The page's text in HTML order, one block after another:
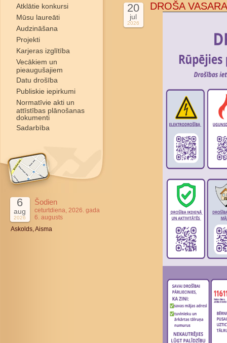
Atklātie konkursi
Mūsu laureāti
Audzināšana
Projekti
Karjeras izglītība
Vecākiem un
pieaugušajiem
Datu drošība
Publiskie iepirkumi
Normatīvie akti un
attīstības plānošanas
dokumenti
Sadarbība
6
aug
2026
Šodien
ceturtdiena, 2026. gada
6. augusts
Askolds, Aisma
20
jul
2026
DROŠA